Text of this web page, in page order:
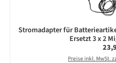
Stromadapter für
Ersetzt 3 x 2
Preise inkl. MwSt.